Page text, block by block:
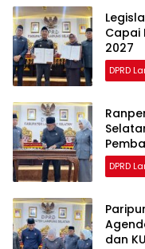
Capai
2027
DPRD
DPRD
dan